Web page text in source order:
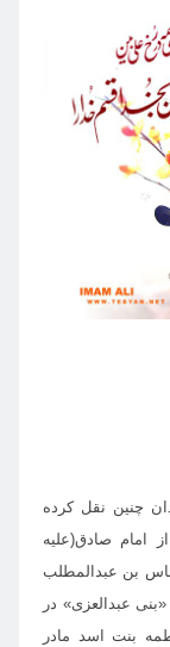
چنين نقل كرده
امام صادق(عليه
بن عبدالمطلب
عبدالعزى» در
بنت اسد مادر